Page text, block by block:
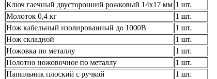
Ключ гаечный двусторонний рожковый 14х17 мм 1 шт.
Молоток 0,4 кг
1 шт.
Нож кабельный изолированный до 1000В
1 шт.
Нож складной
1 шт.
Ножовка по металлу
1 шт.
Полотно ножовочное по металлу
1 шт.
Напильник плоский с ручкой
1 шт.